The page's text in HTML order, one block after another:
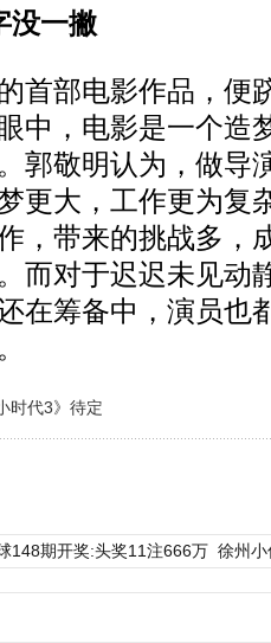
一撇
部电影作品，便跻
中，电影是一个造
郭敬明认为，做导
更大，工作更为复
，带来的挑战多，
而对于迟迟未见动
在筹备中，演员也
时代3》待定
148期开奖:头奖11注666万 徐州